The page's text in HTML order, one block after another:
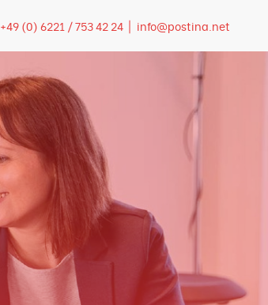
+49 (0) 6221 / 753 42 24 | info@postina.net